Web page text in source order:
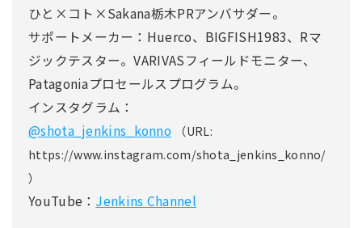
ひと×コト×Sakana栃木PRアンバサダー。
サポートメーカー：Huerco、BIGFISH1983、Rマ
ジックテスター。VARIVASフィールドモニター、
Patagoniaプロセールスプログラム。
インスタグラム：
@shota_jenkins_konno
（URL:
https://www.instagram.com/shota_jenkins_konno/
）
YouTube： Jenkins Channel